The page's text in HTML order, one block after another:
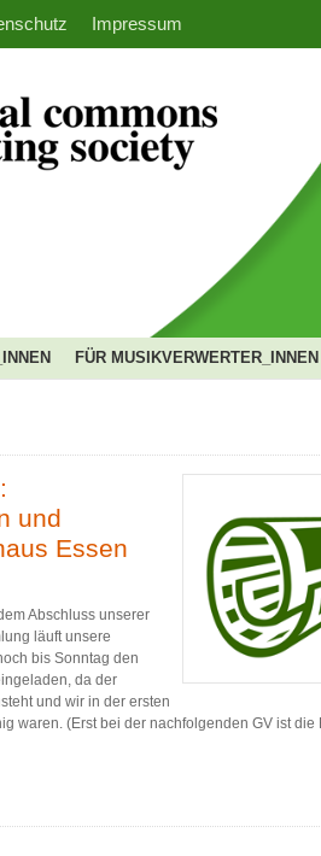
Impressum
FÜR MUSIKVERWERTER_INNEN
und
Essen
Abschluss unserer
läuft unsere
bis Sonntag den
da der
und wir in der ersten
waren. (Erst bei der nachfolgenden GV ist